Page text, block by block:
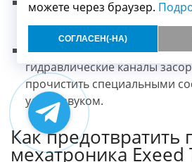
неисправные датчики
Чистка гидравлических
гидравлические каналы
прочистить специальными
ультразвуком.
Как предотвратить
мехатроника Exeed
можете через браузер.
СОГЛАСЕН(-НА)